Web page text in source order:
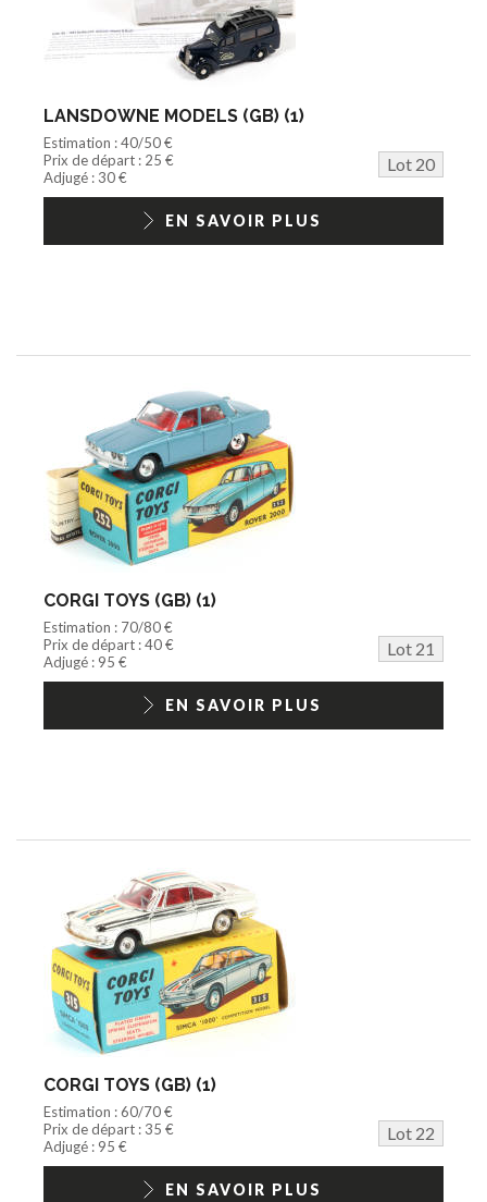
LANSDOWNE MODELS (GB) (1)
Estimation : 40/50 €
Prix de départ : 25 €
Lot 20
Adjugé : 30 €
EN SAVOIR PLUS
CORGI TOYS (GB) (1)
Estimation : 70/80 €
Prix de départ : 40 €
Lot 21
Adjugé : 95 €
EN SAVOIR PLUS
CORGI TOYS (GB) (1)
Estimation : 60/70 €
Prix de départ : 35 €
Lot 22
Adjugé : 95 €
EN SAVOIR PLUS